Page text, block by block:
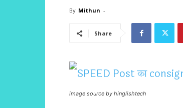
By Mithun -
Share
image source by hinglishtech